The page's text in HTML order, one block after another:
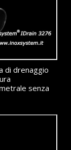
di drenaggio
senza